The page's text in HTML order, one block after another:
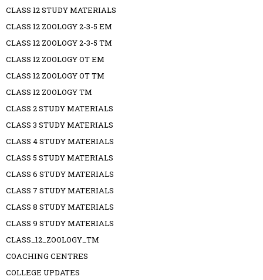
CLASS 12 STUDY MATERIALS
CLASS 12 ZOOLOGY 2-3-5 EM
CLASS 12 ZOOLOGY 2-3-5 TM
CLASS 12 ZOOLOGY OT EM
CLASS 12 ZOOLOGY OT TM
CLASS 12 ZOOLOGY TM
CLASS 2 STUDY MATERIALS
CLASS 3 STUDY MATERIALS
CLASS 4 STUDY MATERIALS
CLASS 5 STUDY MATERIALS
CLASS 6 STUDY MATERIALS
CLASS 7 STUDY MATERIALS
CLASS 8 STUDY MATERIALS
CLASS 9 STUDY MATERIALS
CLASS_12_ZOOLOGY_TM
COACHING CENTRES
COLLEGE UPDATES